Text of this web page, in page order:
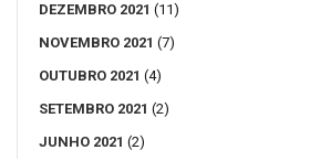
DEZEMBRO 2021 (11)
NOVEMBRO 2021 (7)
OUTUBRO 2021 (4)
SETEMBRO 2021 (2)
JUNHO 2021 (2)